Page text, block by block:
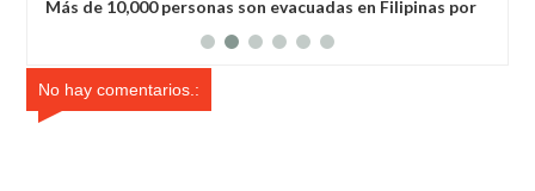
por
Volcán Kilauea despierta en Hawái: nivel de alerta
No hay comentarios.: